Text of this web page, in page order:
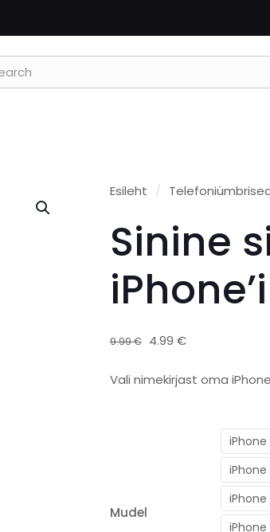
Esileht /
Sinine
9.99€ Algne
oli:
4.99 €Praegune
on:
Vali nimekirjast oma
Mudel
iPhone
iPhone
iPhone
iPhone